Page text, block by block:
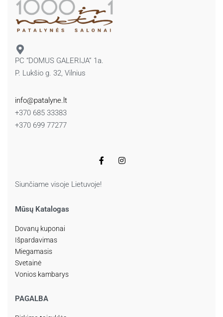
PC “DOMUS GALERIJA” 1a.
P. Lukšio g. 32, Vilnius
info@patalyne.lt
+370 685 33383
+370 699 77277
Siunčiame visoje Lietuvoje!
Mūsų Katalogas
Dovanų kuponai
Išpardavimas
Miegamasis
Svetainė
Vonios kambarys
PAGALBA